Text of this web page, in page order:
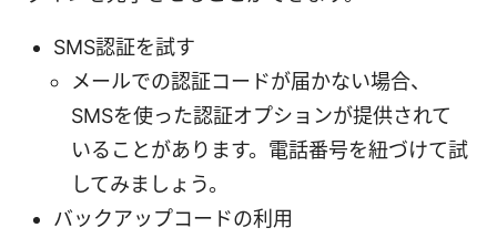
SMS認証を試す
メールでの認証コードが届かない場合、
SMSを使った認証オプションが提供されて
いることがあります。電話番号を紐づけて試
してみましょう。
バックアップコードの利用